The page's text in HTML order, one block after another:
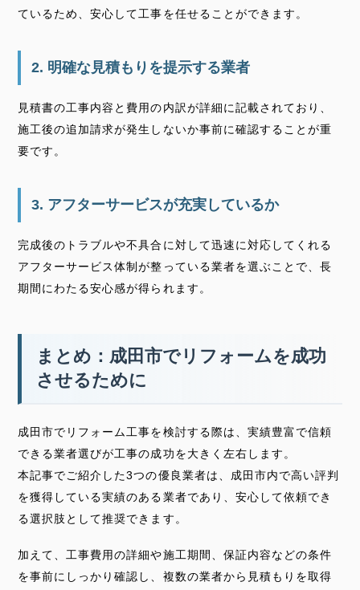
ているため、安心して工事を任せることができます。
2. 明確な見積もりを提示する業者
見積書の工事内容と費用の内訳が詳細に記載されており、
施工後の追加請求が発生しないか事前に確認することが重
要です。
3. アフターサービスが充実しているか
完成後のトラブルや不具合に対して迅速に対応してくれる
アフターサービス体制が整っている業者を選ぶことで、長
期間にわたる安心感が得られます。
まとめ：成田市でリフォームを成功
させるために
成田市でリフォーム工事を検討する際は、実績豊富で信頼
できる業者選びが工事の成功を大きく左右します。
本記事でご紹介した3つの優良業者は、成田市内で高い評判
を獲得している実績のある業者であり、安心して依頼でき
る選択肢として推奨できます。
加えて、工事費用の詳細や施工期間、保証内容などの条件
を事前にしっかり確認し、複数の業者から見積もりを取得